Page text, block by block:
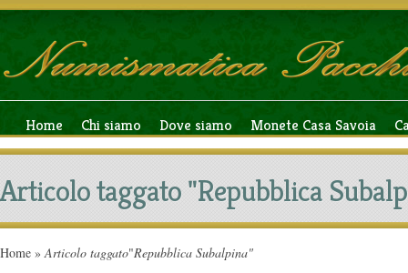
Home Chi siamo Dove siamo Monete Casa Savoia
Articolo taggato "Repubblica
Home » Articolo taggato"Repubblica Subalpina"